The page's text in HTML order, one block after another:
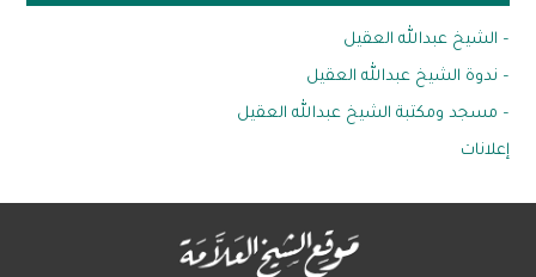
– الشيخ عبدالله العقيل
– ندوة الشيخ عبدالله العقيل
– مسجد ومكتبة الشيخ عبدالله العقيل
إعلانات